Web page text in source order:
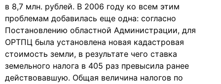
в 8,7 млн. рублей. В 2006 году ко всем этим
проблемам добавилась еще одна: согласно
Постановлению областной Администрации, для
ОРТПЦ была установлена новая кадастровая
стоимость земли, в результате чего ставка
земельного налога в 405 раз превысила ранее
действовавшую. Общая величина налогов по